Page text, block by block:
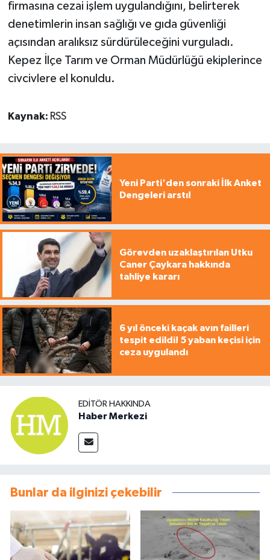
firmasına cezai işlem uygulandığını, belirterek
denetimlerin insan sağlığı ve gıda güvenliği
açısından aralıksız sürdürüleceğini vurguladı.
Kepez İlçe Tarım ve Orman Müdürlüğü ekiplerince
civcivlere el konuldu.
Kaynak: RSS
Yeni Parti'den sonraki İlk Anket
Dengeleri arstı!
Görevden uzaklaştırılan Utku
Caner Çaykara hakkında
tahliye kararı
6 yıl önceki kaçak avın failleri
tespit edildi! 5 yaban keçisi için
ceza uygulandı
EDITÖR HAKKINDA
Haber Merkezi
Bunlar da ilginizi çekebilir